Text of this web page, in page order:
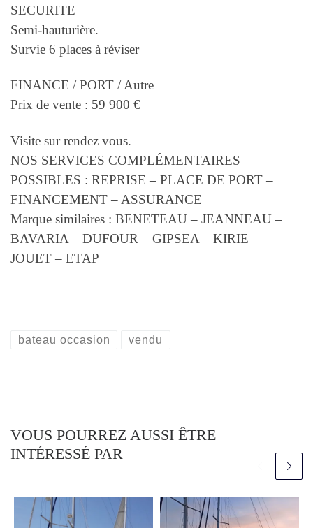
SECURITE
Semi-hauturière.
Survie 6 places à réviser
FINANCE / PORT / Autre
Prix de vente : 59 900 €
Visite sur rendez vous.
NOS SERVICES COMPLÉMENTAIRES
POSSIBLES : REPRISE – PLACE DE PORT –
FINANCEMENT – ASSURANCE
Marque similaires : BENETEAU – JEANNEAU –
BAVARIA – DUFOUR – GIPSEA – KIRIE –
JOUET – ETAP
bateau occasion vendu
VOUS POURREZ AUSSI ÊTRE
INTÉRESSÉ PAR